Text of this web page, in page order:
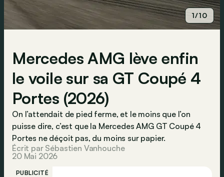
1/10
Mercedes AMG lève enfin
le voile sur sa GT Coupé 4
Portes (2026)
On l’attendait de pied ferme, et le moins que l’on
puisse dire, c’est que la Mercedes AMG GT Coupé 4
Portes ne déçoit pas, du moins sur papier.
Écrit par Sébastien Vanhouche
20 Mai 2026
PUBLICITÉ